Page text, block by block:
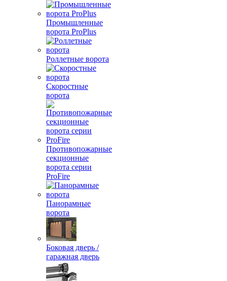
Промышленные
ворота ProPlus
Роллетные ворота
Скоростные
ворота
Противопожарные
секционные
ворота серии
ProFire
Панорамные
ворота
Боковая дверь /
гаражная дверь